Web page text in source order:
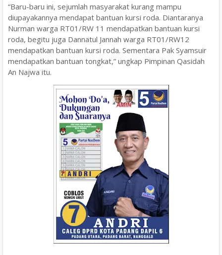
“Baru-baru ini, sejumlah masyarakat kurang mampu
diupayakannya mendapat bantuan kursi roda. Diantaranya
Nurman warga RT01/RW 11 mendapatkan bantuan kursi
roda, begitu juga Dannatul Jannah warga RT01/RW12
mendapatkan bantuan kursi roda. Sementara Pak Syamsuir
mendapatkan bantuan tongkat,” ungkap Pimpinan Qasidah
An Najwa itu.